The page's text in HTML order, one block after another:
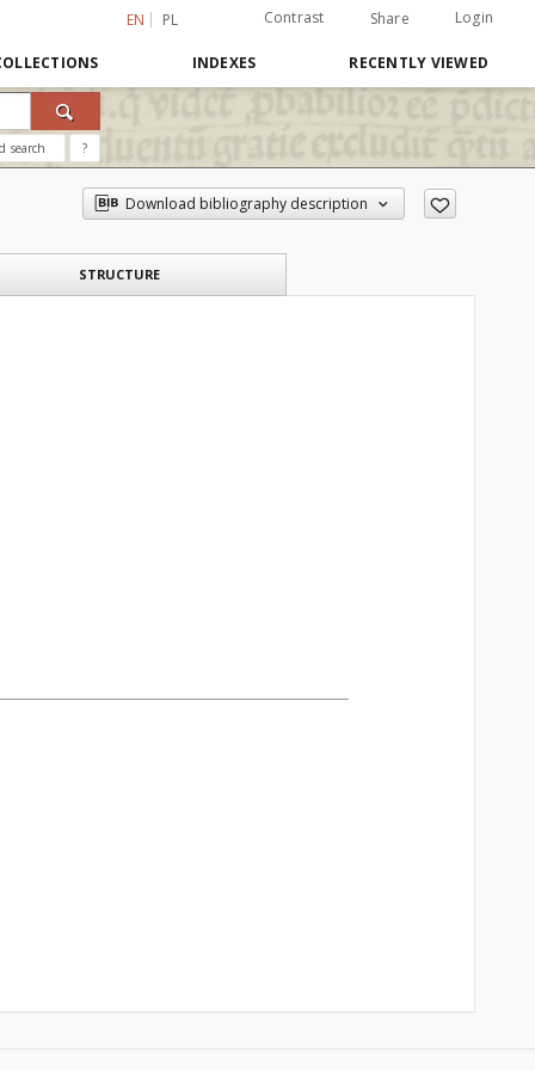
EN PL Contrast Share Login
INDEXES RECENTLY VIEWED
search ?
Download bibliography description
STRUCTURE